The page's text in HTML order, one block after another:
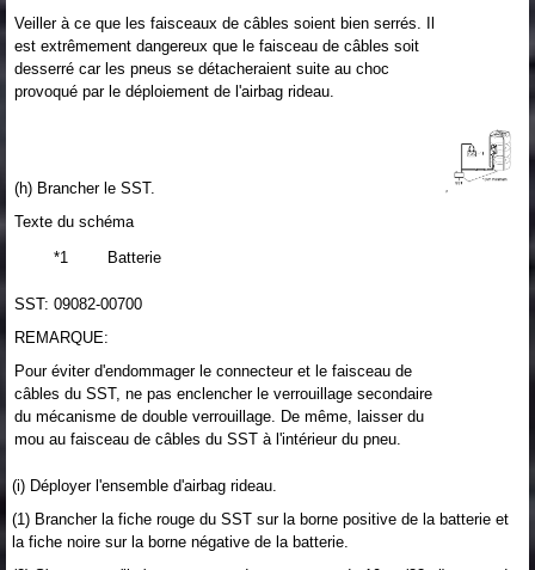
Veiller à ce que les faisceaux de câbles soient bien serrés. Il
est extrêmement dangereux que le faisceau de câbles soit
desserré car les pneus se détacheraient suite au choc
provoqué par le déploiement de l'airbag rideau.
(h) Brancher le SST.
Texte du schéma
*1
Batterie
SST: 09082-00700
REMARQUE:
Pour éviter d'endommager le connecteur et le faisceau de
câbles du SST, ne pas enclencher le verrouillage secondaire
du mécanisme de double verrouillage. De même, laisser du
mou au faisceau de câbles du SST à l'intérieur du pneu.
(i) Déployer l'ensemble d'airbag rideau.
(1) Brancher la fiche rouge du SST sur la borne positive de la batterie et
la fiche noire sur la borne négative de la batterie.